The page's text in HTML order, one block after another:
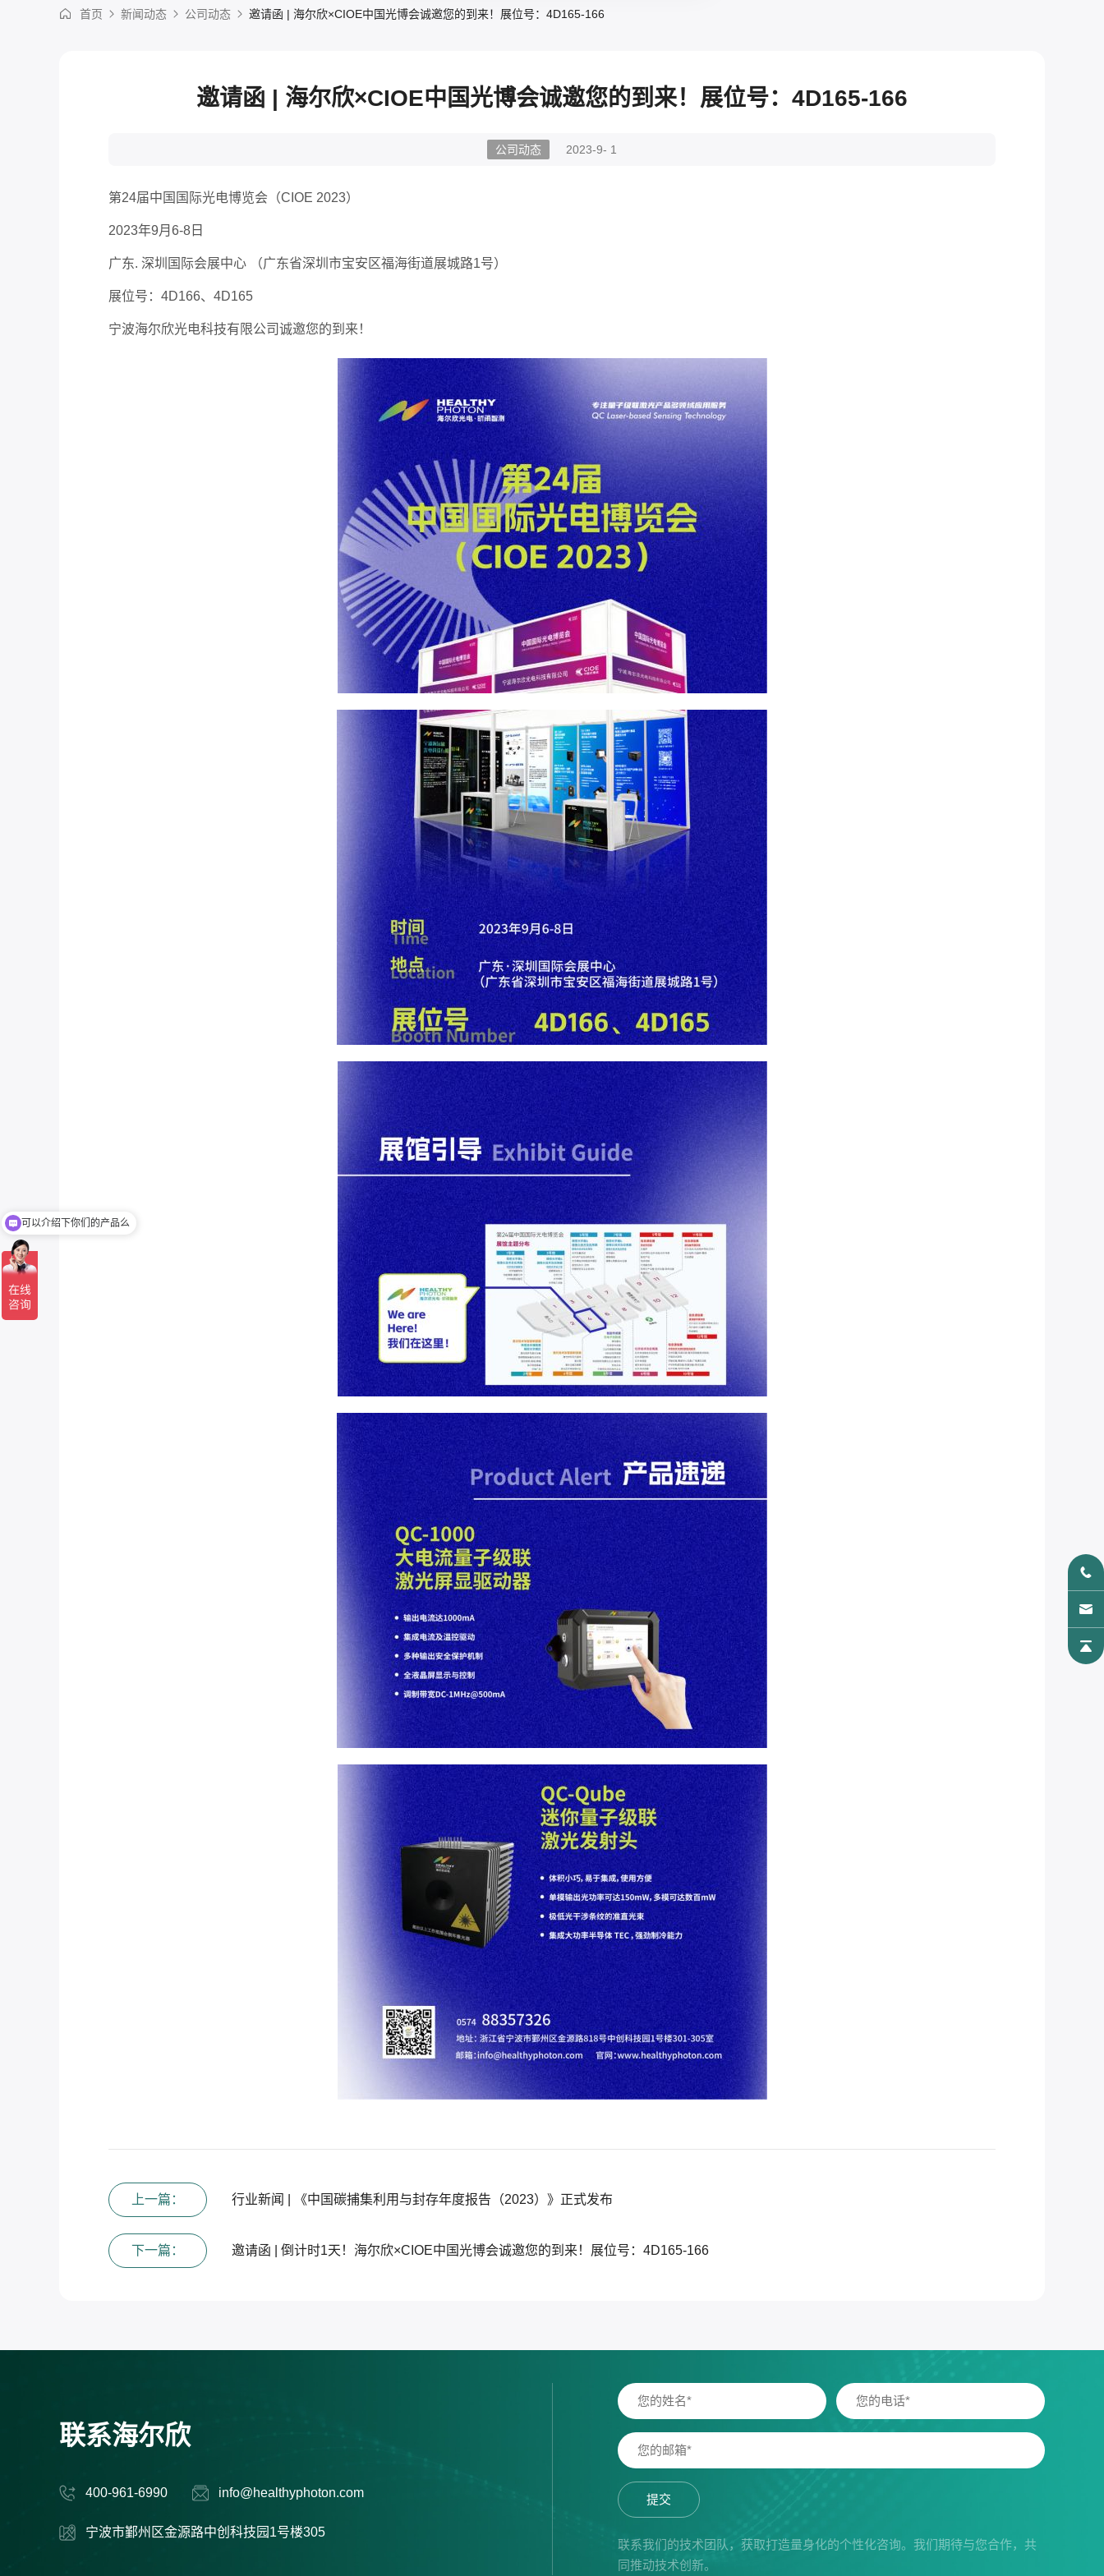
首页 新闻动态 公司动态 邀请函 | 海尔欣×CIOE中国光博会诚邀您的到来！展位号：4D165-166
邀请函 | 海尔欣×CIOE中国光博会诚邀您的到来！展位号：4D165-166
公司动态 2023-9- 1
第24届中国国际光电博览会（CIOE 2023）
2023年9月 6-8 日
广东. 深圳国际会展中心 （广东省深圳市宝安区福海街道展城路1号）
展位号： 4D166、 4D165
宁波海尔欣光电科技有限公司诚邀您的到来！
上一篇： 行业新闻 | 《中国碳捕集利用与封存年度报告（2023）》正式发布
下一篇： 邀请函 | 倒计时1天！海尔欣×CIOE中国光博会诚邀您的到来！展位号：4D165-166
联系海尔欣
400-961-6990 info@healthyphoton.com
宁波市鄞州区金源路中创科技园1号楼305
提交
联系我们的技术团队，获取打造量身化的个性化咨询。我们期待与您合作，共
同推动技术创新。
你们是怎么收费的呢